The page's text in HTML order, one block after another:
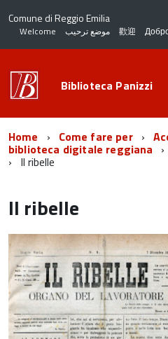
Comune di Reggio Emilia
Welcome موضع ترحيب 歡迎
Biblioteca Panizzi
Home Come fare per
biblioteca digitale reggiana
Il ribelle
Il ribelle